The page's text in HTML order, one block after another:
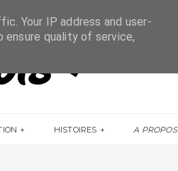
HISTOIRES A PROPOS
Your IP address and user-
ensure quality of service,